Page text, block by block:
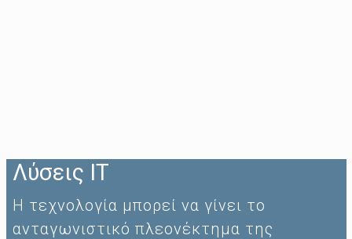
Λύσεις IT
Η τεχνολογία μπορεί να γίνει το
ανταγωνιστικό πλεονέκτημα της